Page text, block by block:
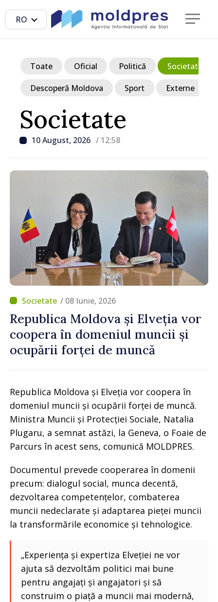
RO
Societate
10 August, 2026 / 12:58
Toate Oficial Politică Societate
Descoperă Moldova Sport Externe
/ 08 Iunie, 2026
Republica Moldova și Elveția vor
coopera în domeniul muncii și
ocupării forței de muncă
Republica Moldova și Elveția vor coopera în
domeniul muncii și ocupării forței de muncă.
Ministra Muncii și Protecției Sociale, Natalia
Plugaru, a semnat astăzi, la Geneva, o Foaie de
Parcurs în acest sens, comunică MOLDPRES.
Documentul prevede cooperarea în domenii
precum: dialogul social, munca decentă,
dezvoltarea competențelor, combaterea
muncii nedeclarate și adaptarea pieței muncii
la transformările economice și tehnologice.
„Experiența și expertiza Elveției ne vor
ajuta să dezvoltăm politici mai bune
pentru angajați și angajatori și să
construim o piață a muncii mai modernă,